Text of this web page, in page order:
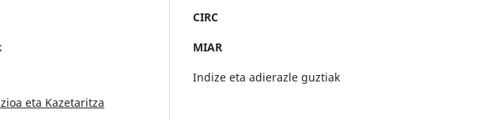
eta Kazetaritza
CIRC
MIAR
Indize eta adierazle guztiak